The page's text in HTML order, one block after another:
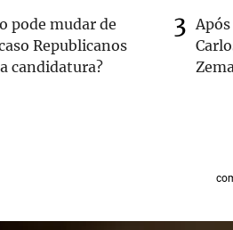
pode mudar de
Republicanos
candidatura?